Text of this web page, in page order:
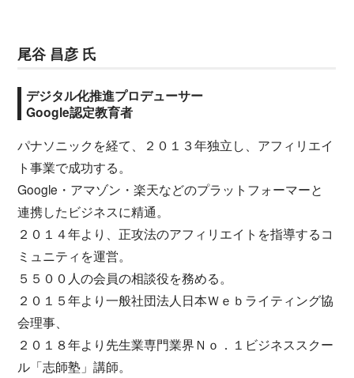
尾谷 昌彦 氏
デジタル化推進プロデューサー
Google認定教育者
パナソニックを経て、２０１３年独立し、アフィリエイ
ト事業で成功する。
Google・アマゾン・楽天などのプラットフォーマーと
連携したビジネスに精通。
２０１４年より、正攻法のアフィリエイトを指導するコ
ミュニティを運営。
５５００人の会員の相談役を務める。
２０１５年より一般社団法人日本Ｗｅｂライティング協
会理事、
２０１８年より先生業専門業界Ｎｏ．１ビジネススクー
ル「志師塾」講師。